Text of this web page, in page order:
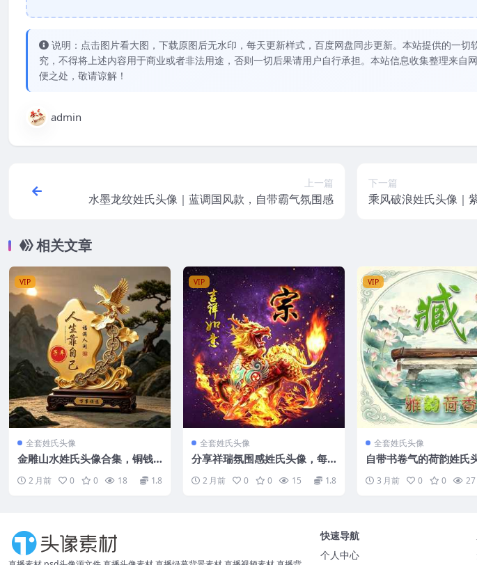
说明：点击图片看大图，下载原图后无水印，每天更新样式，百度网盘同步更新。本站提供的一
究，不得将上述内容用于商业或者非法用途，否则一切后果请用户自行承担。本站信息收集整理来自
便之处，敬请谅解！
admin
上一篇
水墨龙纹姓氏头像｜蓝调国风款，自带霸气氛围感
下一篇
乘风破浪姓氏头像｜
相关文章
VIP
全套姓氏头像
金雕山水姓氏头像合集，铜钱
2 月前 0 0 18 1.8
VIP
全套姓氏头像
分享祥瑞氛围感姓氏头像，每
2 月前 0 0 15 1.8
VIP
全套姓氏头像
自带书卷气的荷韵姓氏
3 月前 0 0 27
快速导航
个人中心